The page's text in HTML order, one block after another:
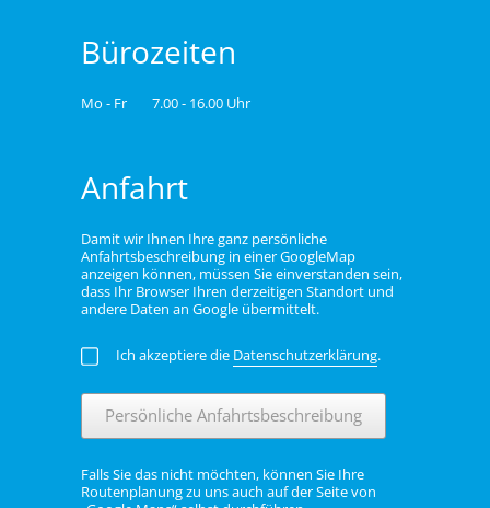
Bürozeiten
Mo - Fr 7.00 - 16.00 Uhr
Anfahrt
Damit wir Ihnen Ihre ganz persönliche
Anfahrtsbeschreibung in einer GoogleMap
anzeigen können, müssen Sie einverstanden sein,
dass Ihr Browser Ihren derzeitigen Standort und
andere Daten an Google übermittelt.
Ich akzeptiere die Datenschutzerklärung.
Persönliche Anfahrtsbeschreibung
Falls Sie das nicht möchten, können Sie Ihre
Routenplanung zu uns auch auf der Seite von